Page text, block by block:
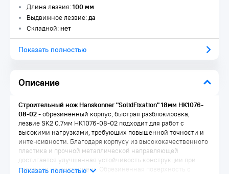
Описание
Длина лезвия:100 мм
Выдвижное лезвие:да
Складной:нет
Показать полностью
Строительный нож Hanskonner "SolidFixation" 18мм HK1076-
08-02- обрезиненный корпус, быстрая разблокировка,
лезвие SK2 0.7мм HK1076-08-02 подходит для работ с
высокими нагрузками, требующих повышенной точности и
интенсивности. Благодаря корпусу из высококачественного
пластика и прочной металлической направляющей
достигается улучшенная устойчивость конструкции при
давлении на инструмент. Обрезиненная поверхность с